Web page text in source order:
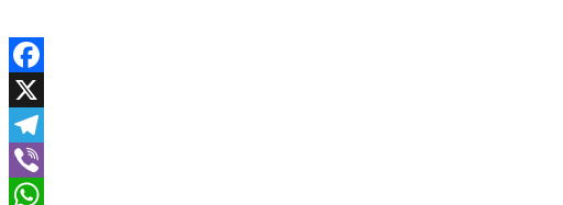
Facebook
X
Telegram
Viber